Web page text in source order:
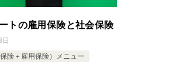
トの雇用保険と社会保険
日
険＋雇用保険）メニュー